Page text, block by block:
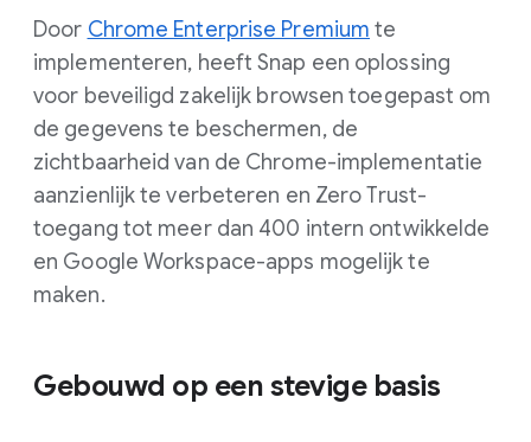
Door Chrome Enterprise Premium te
implementeren, heeft Snap een oplossing
voor beveiligd zakelijk browsen toegepast om
de gegevens te beschermen, de
zichtbaarheid van de Chrome-implementatie
aanzienlijk te verbeteren en Zero Trust-
toegang tot meer dan 400 intern ontwikkelde
en Google Workspace-apps mogelijk te
maken.
Gebouwd op een stevige basis